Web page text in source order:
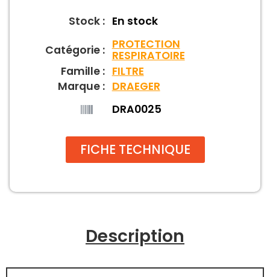
Stock : En stock
Catégorie :PROTECTION
RESPIRATOIRE
Famille : FILTRE
Marque : DRAEGER
DRA0025
FICHE TECHNIQUE
Description